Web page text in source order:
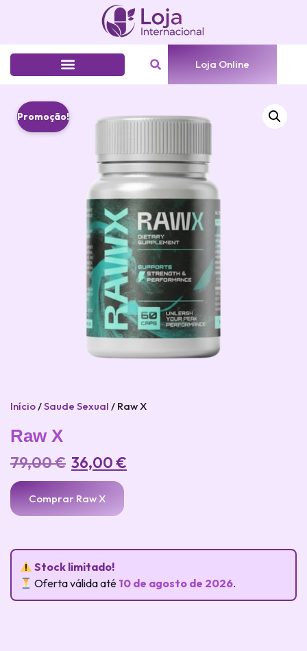
Loja Online
Promoção!
Início/Saude Sexual / Raw X
Raw X
79,00€ 36,00€
Comprar Raw X
Stock limitado!
Oferta válida até 10 de agosto de 2026.